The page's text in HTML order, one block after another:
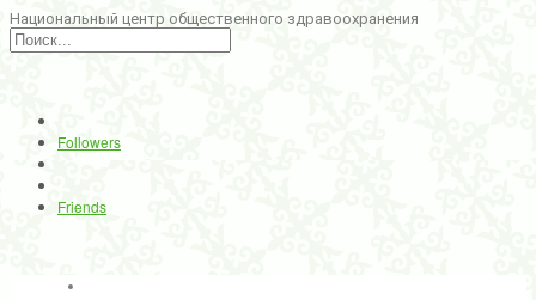
Национальный центр общественного здравоохранения
Followers
Friends